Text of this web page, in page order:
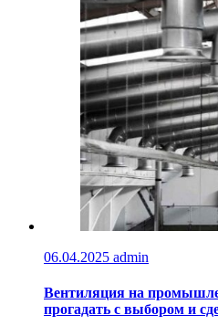
06.04.2025 admin
Вентиляция на
прогадать с выбором и